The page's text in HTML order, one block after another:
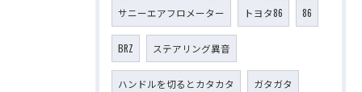
サニーエアフロメーター トヨタ86 86
BRZ ステアリング異音
ハンドルを切るとカタカタ ガタガタ